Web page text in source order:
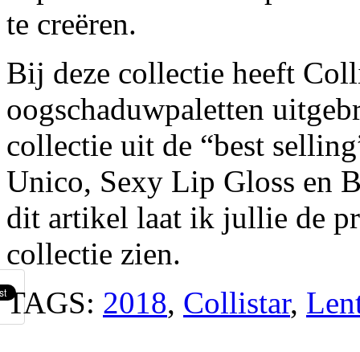
te creëren.
Bij deze collectie heeft
oogschaduwpaletten
collectie uit de “best
Unico, Sexy Lip Gloss en
dit artikel laat ik jullie de
collectie zien.
TAGS: 2018, Collistar,